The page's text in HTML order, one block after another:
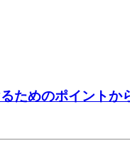
ためのポイントか